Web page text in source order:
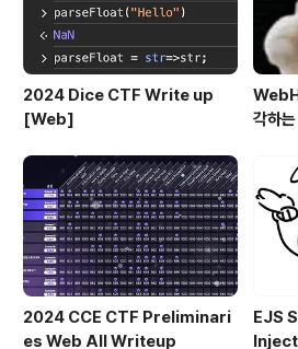
2024 Dice CTF Write up
[Web]
각하
2024 CCE CTF Preliminari
es Web All Writeup
EJS